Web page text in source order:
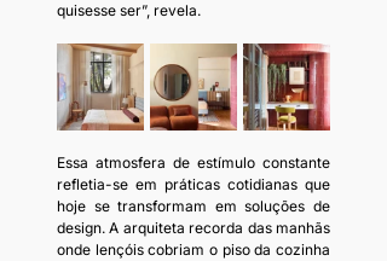
quisesse ser”, revela.
Essa atmosfera de estímulo constante
refletia-se em práticas cotidianas que
hoje se transformam em soluções de
design. A arquiteta recorda das manhãs
onde lençóis cobriam o piso da cozinha